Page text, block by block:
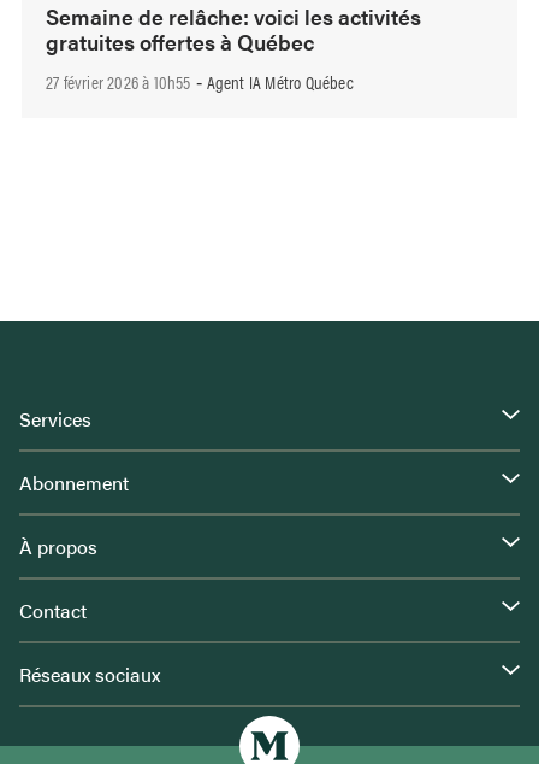
Semaine de relâche: voici les activités
gratuites offertes à Québec
27 février 2026 à 10h55 - Agent IA Métro Québec
Services
Abonnement
À propos
Contact
Réseaux sociaux